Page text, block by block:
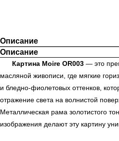
Описание
Описание
Картина Moire OR003 — это
масляной живописи, где мягкие
и бледно-фиолетовых оттенков,
отражение света на волнистой
Металлическая рама золотистого
изображения делают эту картину